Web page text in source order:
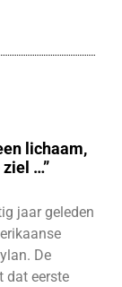
lichaam,
…”
jaar geleden
De
dat eerste